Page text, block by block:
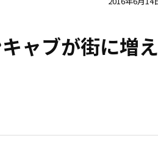
ャブが街に増